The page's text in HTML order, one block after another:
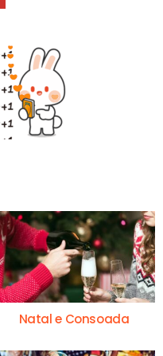
Natal e Consoada